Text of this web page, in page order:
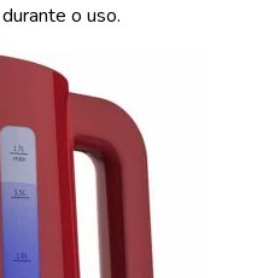
o uso.